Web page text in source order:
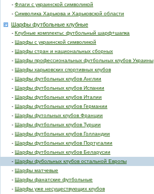
- Флаги с украинской символикой
- Символика Харькова и Харьковской области
Шарфы футбольные клубные
- Клубные комплекты: футбольный шарф+шапка
- Шарфы с украинской символикой
- Шарфы стран и национальных сборных
- Шарфы профессиональных футбольных клубов Украины
- Шарфы харьковских спортивных клубов
- Шарфы футбольных клубов Англии
- Шарфы футбольных клубов Испании
- Шарфы футбольных клубов Италии
- Шарфы футбольных клубов Германии
- Шарфы футольных клубов Франции
- Шарфы футбольных клубов Турции
- Шарфы футбольных клубов Голландии
- Шарфы футбольных клубов Португалии
- Шарфы футбольных клубов Беларусии
- Шарфы фубольных клубов остальной Европы
- Шарфы матчевые
- Шарфы фанатские футбольные
- Шарфы уже несуществующих клубов